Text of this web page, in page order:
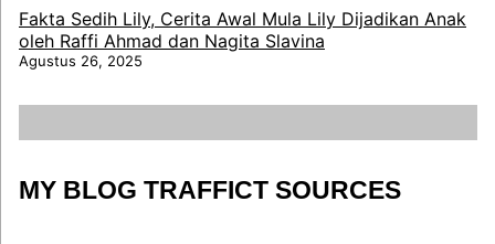
Fakta Sedih Lily, Cerita Awal Mula Lily Dijadikan Anak
oleh Raffi Ahmad dan Nagita Slavina
Agustus 26, 2025
MY BLOG TRAFFICT SOURCES